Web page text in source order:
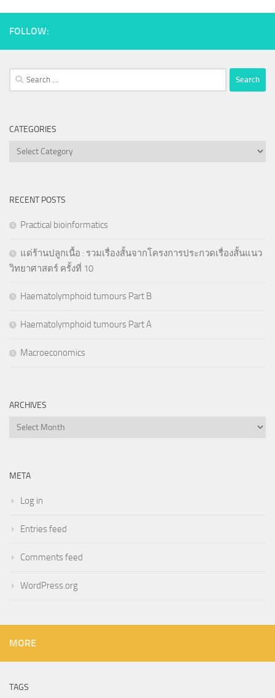
FOLLOW:
Search
for:
CATEGORIES
Categories
RECENT POSTS
Practical bioinformatics
แด่ร้านปลูกเนื้อ : รวมเรื่องสั้นจากโครงการประกวดเรื่องสั้นแนว
วิทยาศาสตร์ ครั้งที่ 10
Haematolymphoid tumours Part B
Haematolymphoid tumours Part A
Macroeconomics
ARCHIVES
Archives
META
Log in
Entries feed
Comments feed
WordPress.org
MORE
TAGS